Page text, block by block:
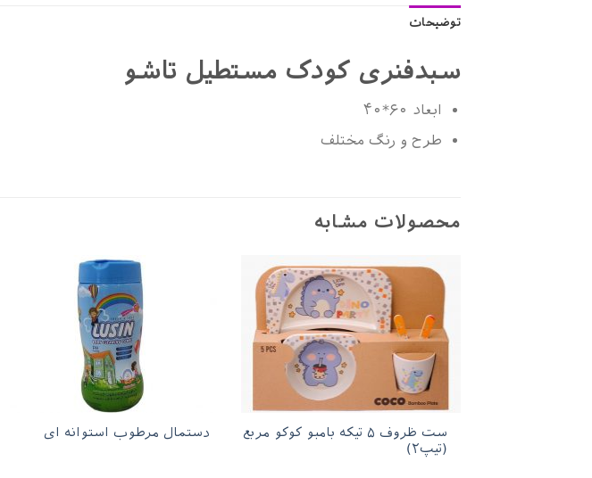
توضیحات
سبدفنری کودک مستطیل تاشو
ابعاد ۶۰*۴۰
طرح و رنگ مختلف
محصولات مشابه
ست ظروف ۵ تیکه بامبو کوکو مربع
(تیپ۲)
دستمال مرطوب استوانه ای